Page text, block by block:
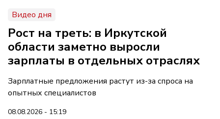
Видео дня
Рост на треть: в Иркутской
области заметно выросли
зарплаты в отдельных отраслях
Зарплатные предложения растут из-за спроса на
опытных специалистов
08.08.2026 - 15:19